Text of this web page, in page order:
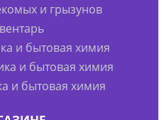
и грызунов
и бытовая химия
и бытовая химия
и бытовая химия